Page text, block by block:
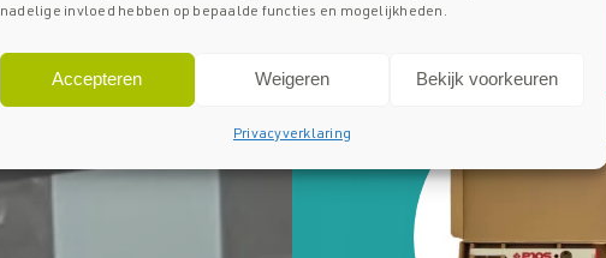
nadelige invloed hebben op bepaalde functies en mogelijkheden.
Accepteren Weigeren Bekijk voorkeuren
Privacyverklaring
Producteigenschappen